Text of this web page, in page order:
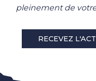
pleinement de
RECEVEZ